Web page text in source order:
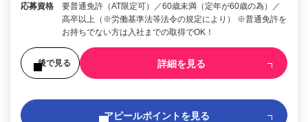
応募資格
要普通免許（AT限定可）／60歳未満（定年が60歳の為）／
高卒以上（※労働基準法等法令の規定により） ※普通免許を
お持ちでない方は入社までの取得でOK！
後で見る 詳細を見る
アピールポイントを見る